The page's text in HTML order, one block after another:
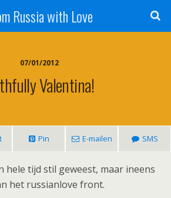
Russia with Love
07/01/2012
Valentina!
Pin E-mailen SMS
hele tijd stil geweest, maar ineens
het russianlove front.